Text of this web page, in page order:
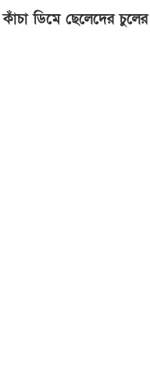
কাঁচা ডিমে ছেলেদের চুলের